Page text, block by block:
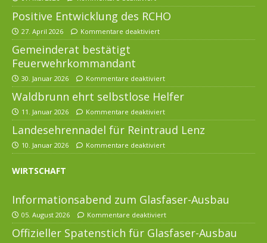
Positive Entwicklung des RCHO
27. April 2026 Kommentare deaktiviert
Gemeinderat bestätigt
Feuerwehrkommandant
30. Januar 2026 Kommentare deaktiviert
Waldbrunn ehrt selbstlose Helfer
11. Januar 2026 Kommentare deaktiviert
Landesehrennadel für Reintraud Lenz
10. Januar 2026 Kommentare deaktiviert
WIRTSCHAFT
Informationsabend zum Glasfaser-Ausbau
05. August 2026 Kommentare deaktiviert
Offizieller Spatenstich für Glasfaser-Ausbau